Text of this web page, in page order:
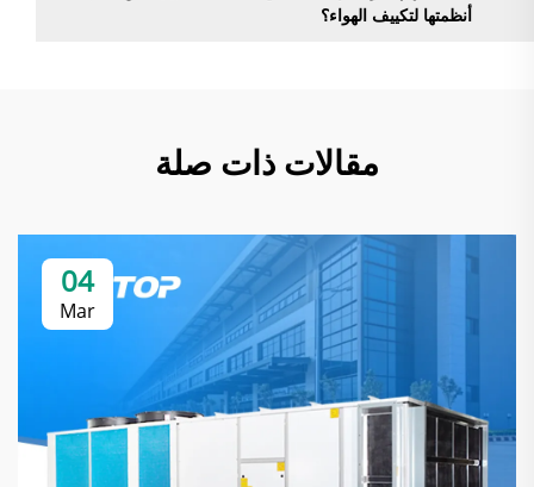
أنظمتها لتكييف الهواء؟
مقالات ذات صلة
04
Mar